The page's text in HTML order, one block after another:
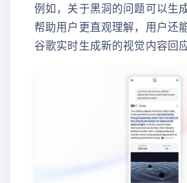
例如，关于黑洞的问题可以生
帮助用户更直观理解，用户还
谷歌实时生成新的视觉内容回应